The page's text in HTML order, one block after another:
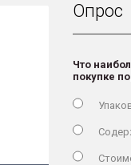
Опрос
Что
покупке